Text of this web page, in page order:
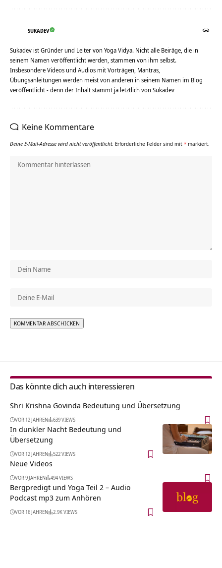
SUKADEV
Sukadev ist Gründer und Leiter von Yoga Vidya. Nicht alle Beiräge, die in
seinem Namen veröffentlicht werden, stammen von ihm selbst.
Insbesondere Videos und Audios mit Vorträgen, Mantras,
Übungsanleitungen werden meist von anderen in seinem Namen im Blog
veröffentlicht - denn der Inhalt stammt ja letztlich von Sukadev
Keine Kommentare
Deine E-Mail-Adresse wird nicht veröffentlicht. Erforderliche Felder sind mit * markiert.
Das könnte dich auch interessieren
Shri Krishna Govinda Bedeutung und Übersetzung
VOR 12 JAHREN 639 VIEWS
In dunkler Nacht Bedeutung und
Übersetzung
VOR 12 JAHREN 522 VIEWS
Neue Videos
VOR 9 JAHREN 494 VIEWS
Bergpredigt und Yoga Teil 2 – Audio
Podcast mp3 zum Anhören
VOR 16 JAHREN 2.9K VIEWS